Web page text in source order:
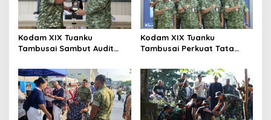
Kodam XIX Tuanku
Tambusai Sambut Audit
Tegaskan Akurasi Data Jadi
Kunci
Kodam XIX Tuanku
Tambusai Perkuat Tata
Satgas BMN Resmi Mulai
Penatausahaan Sesi II TA
2026